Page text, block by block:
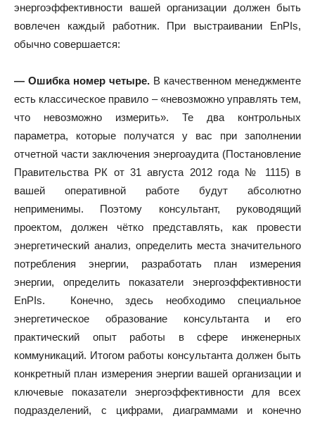
энергоэффективности вашей организации должен быть
вовлечен каждый работник. При выстраивании EnPIs,
обычно совершается:
— Ошибка номер четыре. В качественном менеджменте
есть классическое правило – «невозможно управлять тем,
что невозможно измерить». Те два контрольных
параметра, которые получатся у вас при заполнении
отчетной части заключения энергоаудита (Постановление
Правительства РК от 31 августа 2012 года № 1115) в
вашей оперативной работе будут абсолютно
неприменимы. Поэтому консультант, руководящий
проектом, должен чётко представлять, как провести
энергетический анализ, определить места значительного
потребления энергии, разработать план измерения
энергии, определить показатели энергоэффективности
EnPIs. Конечно, здесь необходимо специальное
энергетическое образование консультанта и его
практический опыт работы в сфере инженерных
коммуникаций. Итогом работы консультанта должен быть
конкретный план измерения энергии вашей организации и
ключевые показатели энергоэффективности для всех
подразделений, с цифрами, диаграммами и конечно